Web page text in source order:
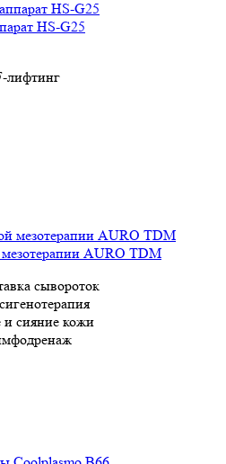
HS-G25
лифтинг
AURO TDM
сывороток
и сияние кожи